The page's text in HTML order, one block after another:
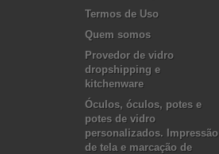
Termos de Uso
Quem somos
Provedor de vidro
dropshipping e
kitchenware
Óculos, óculos, potes e
potes de vidro
personalizados. Impressão
de tela e marcação de